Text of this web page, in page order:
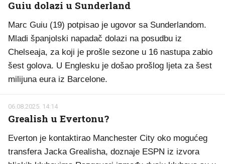
Guiu dolazi u Sunderland
Marc Guiu (19) potpisao je ugovor sa Sunderlandom.
Mladi španjolski napadač dolazi na posudbu iz
Chelseaja, za koji je prošle sezone u 16 nastupa zabio
šest golova. U Englesku je došao prošlog ljeta za šest
milijuna eura iz Barcelone.
06.08.2025. 14:14
Grealish u Evertonu?
Everton je kontaktirao Manchester City oko mogućeg
transfera Jacka Grealisha, doznaje ESPN iz izvora